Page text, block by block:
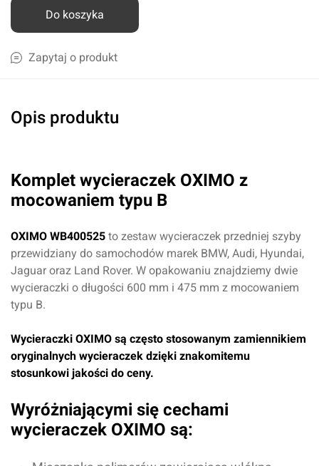
Do koszyka
Zapytaj o produkt
Opis produktu
Komplet wycieraczek OXIMO z
mocowaniem typu B
OXIMO WB400525 to zestaw wycieraczek przedniej szyby
przewidziany do samochodów marek BMW, Audi, Hyundai,
Jaguar oraz Land Rover. W opakowaniu znajdziemy dwie
wycieraczki o długości 600 mm i 475 mm z mocowaniem
typu B.
Wycieraczki OXIMO są często stosowanym zamiennikiem
oryginalnych wycieraczek dzięki znakomitemu
stosunkowi jakości do ceny.
Wyróżniającymi się cechami
wycieraczek OXIMO są: